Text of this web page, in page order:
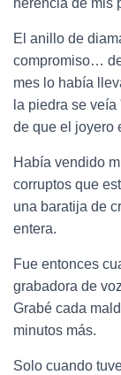
El anillo de
compromiso…
mes lo había
la piedra se
de que el joyero
Había vendido
corruptos que
una baratija de
entera.
Fue entonces
grabadora de
Grabé cada
minutos más.
Solo cuando